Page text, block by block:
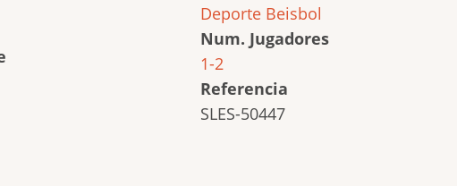
Deporte Beisbol
Num. Jugadores
1-2
Referencia
SLES-50447